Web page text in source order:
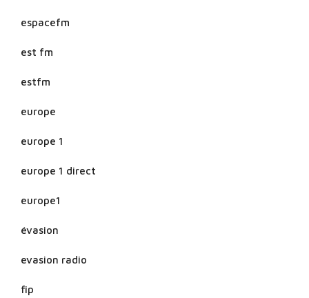
espacefm
est fm
estfm
europe
europe 1
europe 1 direct
europe1
évasion
evasion radio
fip